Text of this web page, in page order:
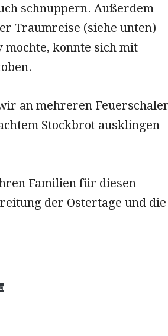
schnuppern. Außerdem
Traumreise (siehe unten)
konnte sich mit
an mehreren
Stockbrot ausklingen
Familien für diesen
der Ostertage und die